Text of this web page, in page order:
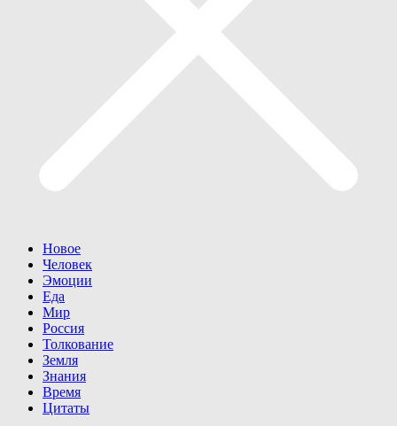
Новое
Человек
Эмоции
Еда
Мир
Россия
Толкование
Земля
Знания
Время
Цитаты